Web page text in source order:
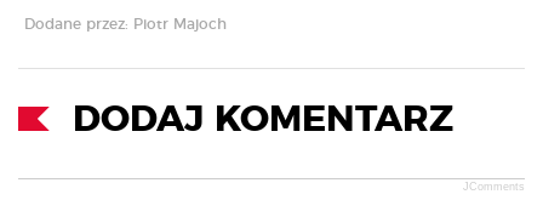
Dodane przez: Piotr Majoch
DODAJ KOMENTARZ
JComments